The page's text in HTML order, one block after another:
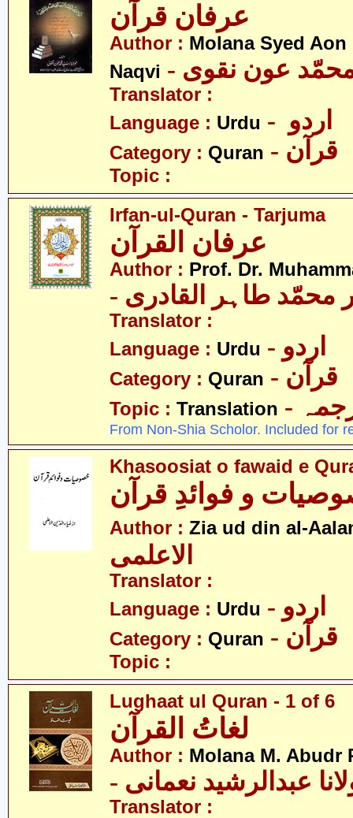
عرفان قرآن
Author : Molana Syed Aon
Naqvi
محمّد عون نقوی
Translator :
Language : Urdu
Category : Quran - قرآن
Topic :
Irfan-ul-Quran - Tarjuma
عرفان القرآن
Author : Prof. Dr.
محمّد طاہر القادری
Translator :
Language : Urdu - اردو
Category : Quran - قرآن
Topic : Translation
From Non-Shia Scholor. Included for
Khasoosiat o fawaid e
و فوائدِ قرآن
Author : Zia ud din al-
الاعلمی
Translator :
Language : Urdu - اردو
Category : Quran - قرآن
Topic :
Lughaat ul Quran - 1 of 6
لغاتُ القرآن
Author : Molana M. Abudr
عبدالرشید نعمانی
Translator :